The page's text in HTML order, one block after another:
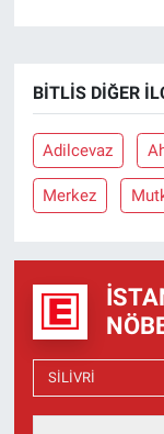
BITLIS DIĞER
Adilcevaz
Merkez